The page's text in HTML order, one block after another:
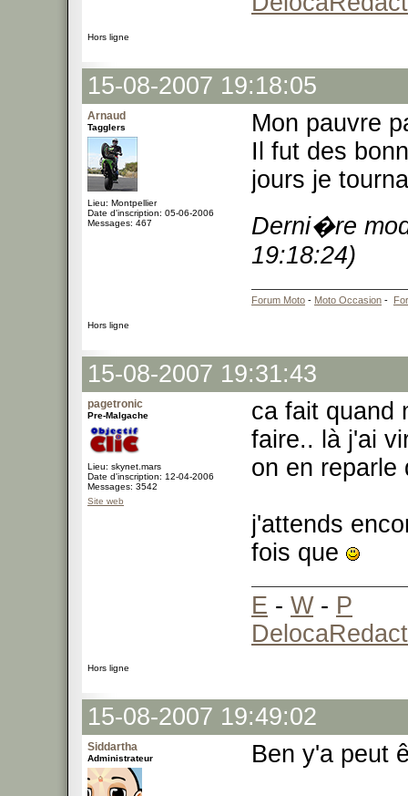
Hors ligne
15-08-2007 19:18:05
Arnaud
Tagglers
Lieu: Montpellier
Date d'inscription: 05-06-2006
Messages: 467
Mon pauvre
Il fut des
jours je
Derni�re
19:18:24)
Forum Moto - Moto Occasion -
Hors ligne
15-08-2007 19:31:43
pagetronic
Pre-Malgache
Lieu: skynet.mars
Date d'inscription: 12-04-2006
Messages: 3542
Site web
ca fait quand
faire.. là j'ai
on en reparle
j'attends
fois que
E - W- P
Hors ligne
15-08-2007 19:49:02
Siddartha
Administrateur Ben y'a peut